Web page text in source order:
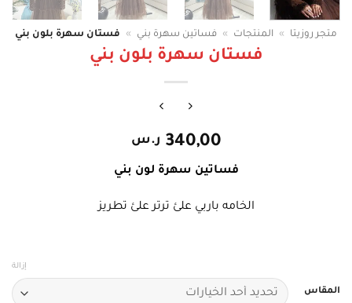
متجر روزيتا » المنتجات » فساتين سهرة بني » فستان سهرة بلون بني
فستان سهرة بلون بني
340,00 ر.س
فساتين سهرة لون بني
الخامه باربي علئ ترتر علئ تطريز
المقاس
إزالة